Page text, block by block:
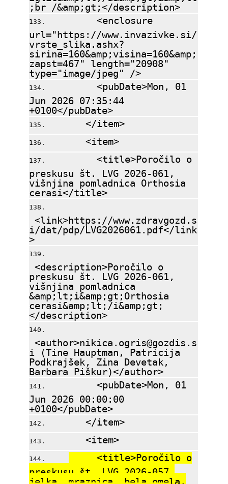
;br /&amp;gt;</description>
<enclosure
url="https://www.invazivke.si/
vrste_slika.ashx?
sirina=160&amp;visina=160&amp;
zapst=467" length="20908"
type="image/jpeg" />
<pubDate>Mon, 01
Jun 2026 07:35:44
+0100</pubDate>
</item>
<item>
<title>Poročilo o
preskusu št. LVG 2026-061,
višnjina pomladnica Orthosia
cerasi</title>
<link>https://www.zdravgozd.s
i/dat/pdp/LVG2026061.pdf</link
>
<description>Poročilo o
preskusu št. LVG 2026-061,
višnjina pomladnica
&amp;lt;i&amp;gt;Orthosia
cerasi&amp;lt;/i&amp;gt;
</description>
<author>nikica.ogris@gozdis.s
i (Tine Hauptman, Patricija
Podkrajšek, Zina Devetak,
Barbara Piškur)</author>
<pubDate>Mon, 01
Jun 2026 00:00:00
+0100</pubDate>
</item>
<item>
<title>Poročilo o
preskusu št. LVG 2026-057,
jelka, mraznica, bela omela,